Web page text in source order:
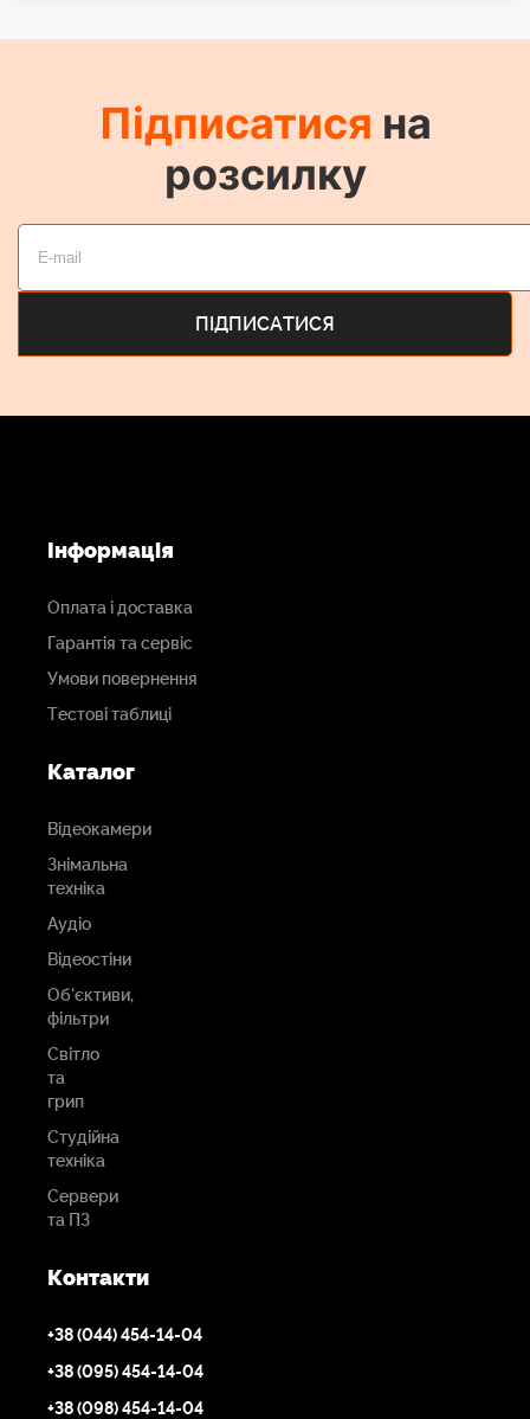
Підписатися на
розсилку
Інформація
Оплата і доставка
Гарантія та сервіс
Умови повернення
Тестові таблиці
Каталог
Відеокамери
Знімальна
техніка
Аудіо
Відеостіни
Об'єктиви,
фільтри
Світло
та
грип
Студійна
техніка
Сервери
та ПЗ
Контакти
+38 (044) 454-14-04
+38 (095) 454-14-04
+38 (098) 454-14-04